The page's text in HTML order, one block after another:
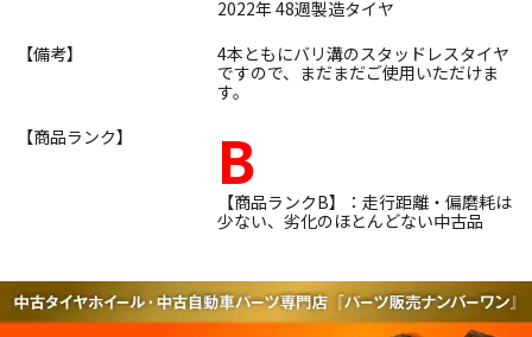
2022年 48週製造タイヤ
【備考】
4本ともにバリ溝のスタッドレスタイヤ
ですので、まだまだご使用いただけま
す。
【商品ランク】
B
【商品ランクB】：走行距離・偏磨耗は
少ない、劣化のほとんどない中古品